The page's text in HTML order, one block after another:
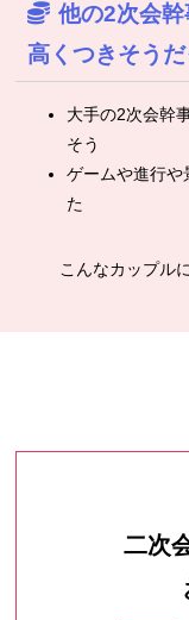
他の2次会
高くつきそう
大手の2次会幹
そう
ゲームや進行や
た
こんなカップル
二次